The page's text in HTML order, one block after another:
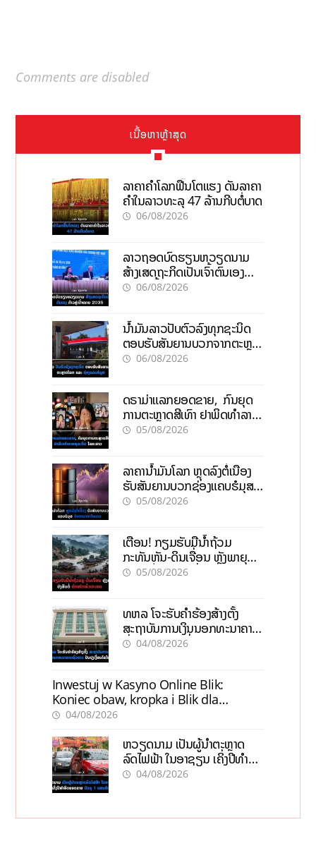
Comments are disabled
ເນື້ອຫາຫຼ້າສຸດ
ລາຄາຄຳໂລກຟື້ນໂຕແຮງ ດັນລາຄາ
ຄຳໃນລາວທະລຸ 47 ລ້ານກີບຕໍ່ບາດ
06/08/2026
ລາວຖອດບົດຮຽນຫວຽດນາມ
ສ້າງເສດຖະກິດເປັນເຈົ້າຕົນເອງ
ກ້າວສູ່ເປົ້າໝາຍ 2035
06/08/2026
ນໍ້າມັນລາວປັບຕົວລົງທຸກຊະນິດ
ຕອບຮັບສັນຍານບວກຈາກຕະຫຼາດ
ໂລກ ແລະ ຊ່ອງແຄບຮໍມູສ
06/08/2026
ດຣາມ່າແລກຍອດຂາຍ, ກົນຍຸດ
ການຕະຫຼາດສີເທົາ ຢາພິດທຳລາຍ
ທຸລະກິດ ໄລຍະຍາວ
05/08/2026
ລາຄານ້ຳມັນໂລກ ຫຼຸດລົງຕໍ່ເນື່ອງ
ຮັບສັນຍານບວກຊ່ອງແຄບຮໍມຸສ
ຈັບຕາລາຄາໃນລາວ
05/08/2026
ເຕືອນ! ກຽມຮັບມືນໍ້າຖ້ວມ
ກະທັນຫັນ-ດິນເຈື່ອນ ຫຼັງພາຍຸຝົນ
ຍັງສືບຕໍ່ຕົກໜັກທົ່ວປະເທດ
05/08/2026
ທຫລ ໂຈະຮັບຄຳຮ້ອງສ້າງຕັ້ງ
ສະຖາບັນການເງິນນອກທະນາຄານ
ຊົ່ວຄາວ ປັບປຸງເງື່ອນໄຂໃໝ່
04/08/2026
Inwestuj w Kasyno Online Blik:
Koniec obaw, kropka i Blik dla
pewności
04/08/2026
ຫວຽດນາມ ເປັນຜູ້ນຳຕະຫຼາດ
ລົດໄຟຟ້າ ໃນອາຊຽນ ເຄິ່ງປີທຳອິດ
ຍອດຂາຍບັນລຸ 1 ແສນຄັນ
04/08/2026